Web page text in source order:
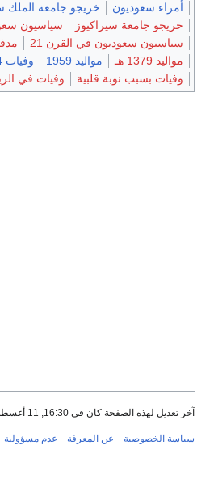
أمراء سعوديون
خريجو جامعة الملك سعود
خريجو جامعة سيراكيوز
سياسيون سعوديون
سياسيون سعوديون في القرن 21
مواليد 1379 هـ
مواليد 1959 وفيات 1434 هـ
وفيات بسبب نوبة قلبية
وفيات في الرياض
تعديل لهذه الصفحة كان في 16:30, 11 أغسطس 2022.
الخصوصية عن المعرفة عدم مسؤولية